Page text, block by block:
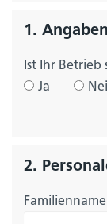
1.
Ist Ihr Betrieb
Ja
2.
Familienname